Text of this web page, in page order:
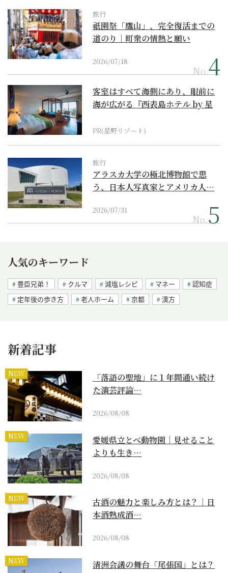
旅行
祇園祭「鷹山」、完全復活までの
道のり｜町衆の情熱と願い
2026/07/18
No.
客室はすべて海側にあり、眼前に
海が広がる『西表島ホテル by 星
PR(星野リゾート)
旅行
アラスカ大学の極北博物館で思
う、日本人写真家とアメリカ人…
2026/07/31
No.
人気のキーワード
豊臣兄弟！ クルマ 減塩レシピ マネー
認知症
定年後の歩き方
老人ホーム 京都 漢方
新着記事
NEW
「落語の聖地」に１年間通い続け
た演芸評論…
2026/08/08
NEW
愛媛県立とべ動物園｜見せること
よりも生き…
2026/08/08
NEW
古酒の魅力と楽しみ方とは？｜日
本酒熟成酒…
2026/08/08
NEW
清洲会議の舞台「尾張国」とは？